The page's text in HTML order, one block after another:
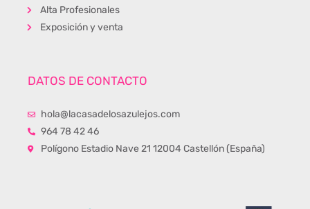
Alta Profesionales
Exposición y venta
DATOS DE CONTACTO
hola@lacasadelosazulejos.com
964 78 42 46
Polígono Estadio Nave 21 12004 Castellón (España)